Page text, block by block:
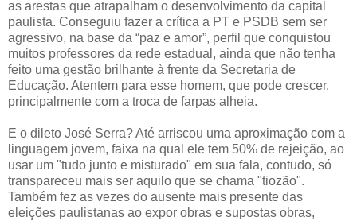
as arestas que atrapalham o desenvolvimento da capital
paulista. Conseguiu fazer a crítica a PT e PSDB sem ser
agressivo, na base da “paz e amor”, perfil que conquistou
muitos professores da rede estadual, ainda que não tenha
feito uma gestão brilhante à frente da Secretaria de
Educação. Atentem para esse homem, que pode crescer,
principalmente com a troca de farpas alheia.
E o dileto José Serra? Até arriscou uma aproximação com a
linguagem jovem, faixa na qual ele tem 50% de rejeição, ao
usar um "tudo junto e misturado" em sua fala, contudo, só
transpareceu mais ser aquilo que se chama "tiozão".
Também fez as vezes do ausente mais presente das
eleições paulistanas ao expor obras e supostas obras,